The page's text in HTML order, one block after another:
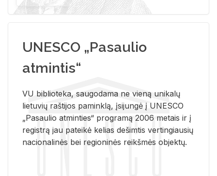
UNESCO „Pasaulio
atmintis“
VU biblioteka, saugodama ne vieną unikalų
lietuvių raštijos paminklą, įsijungė į UNESCO
„Pasaulio atminties“ programą 2006 metais ir į
registrą jau pateikė kelias dešimtis vertingiausių
nacionalinės bei regioninės reikšmės objektų.